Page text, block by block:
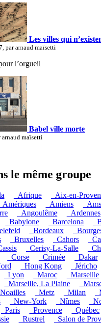
Les villes qui
par arnaud maïsetti
l’orgueil
Babel ville morte
arnaud maïsetti
le même groupe
_Afrique
_Aix-en-
_Amériques _Amiens
_Angoulême _Ardennes
_Babylone _Barcelona
_Bordeaux
_Bruxelles _Cahors
_Cerisy-La-Salle
_Corse _Crimée _Dakar
_Hong Kong _Jéricho
_Lyon _Maroc _Marseille
_Marseille, La Plaine
_Metz _Milan
_New-York _Nîmes
_Paris _Provence _Québec
_Rustrel _Salon de